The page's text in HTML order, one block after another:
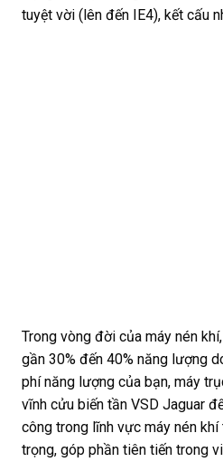
Video
Player
tuyệt vời (lên đến IE4), kết cấu
Trong vòng đời của máy nén
gần 30% đến 40% năng lượng
phí năng lượng của bạn, máy
vĩnh cửu biến tần VSD Jaguar
công trong lĩnh vực máy nén
trọng, góp phần tiên tiến trong